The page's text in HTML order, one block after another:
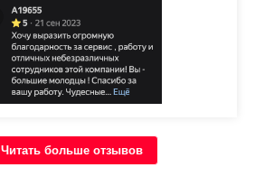
Читать больше отзывов